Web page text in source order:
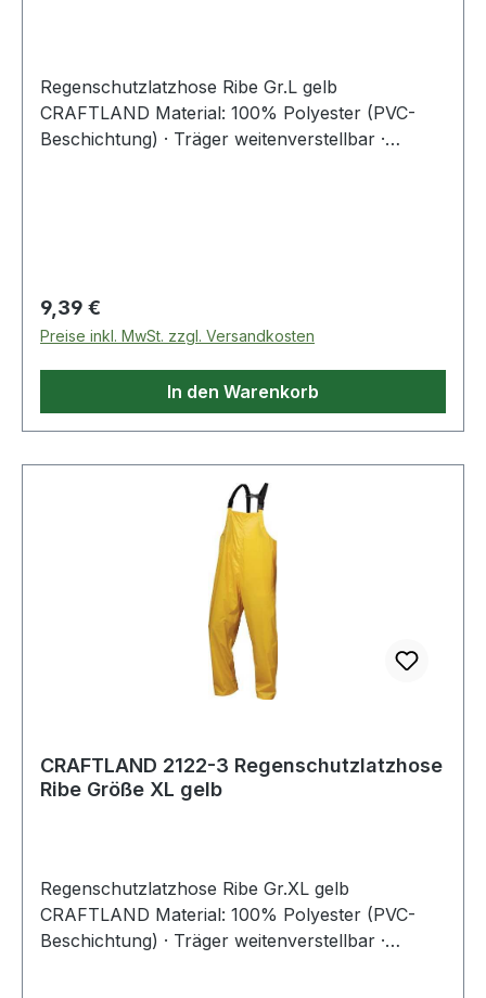
Regenschutzlatzhose Ribe Gr.L gelb
CRAFTLAND Material: 100% Polyester (PVC-
Beschichtung) · Träger weitenverstellbar ·
Regulärer Preis:
9,39 €
Preise inkl. MwSt. zzgl. Versandkosten
In den Warenkorb
CRAFTLAND 2122-3 Regenschutzlatzhose
Ribe Größe XL gelb
Regenschutzlatzhose Ribe Gr.XL gelb
CRAFTLAND Material: 100% Polyester (PVC-
Beschichtung) · Träger weitenverstellbar ·